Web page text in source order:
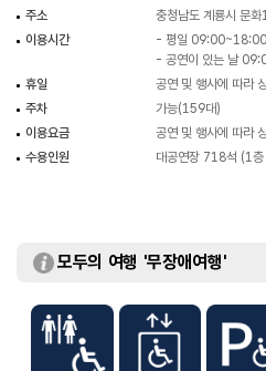
주소
충청남도 계룡시 문
이용시간
- 평일 09:00~18:00
- 공연이 있는 날
휴일
공연 및 행사에 따라
주차
가능(159대)
이용요금
공연 및 행사에 따라
수용인원
대공연장 718석 (1
모두의 여행 '무장애여행'